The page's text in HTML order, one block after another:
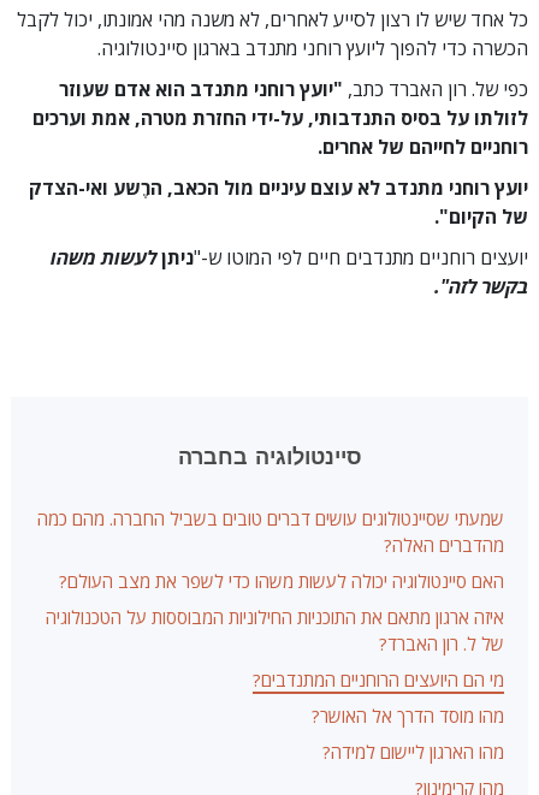
כל אחד שיש לו רצון לסייע לאחרים, לא משנה מהי אמונתו, יכול לקבל
הכשרה כדי להפוך ליועץ רוחני מתנדב בארגון סיינטולוגיה.
כפי של. רון האברד כתב, "יועץ רוחני מתנדב הוא אדם שעוזר
לזולתו על בסיס התנדבותי, על-ידי החזרת מטרה, אמת וערכים
רוחניים לחייהם של אחרים.
יועץ רוחני מתנדב לא עוצם עיניים מול הכאב, הרֶשע ואי-הצדק
של הקיום".
יועצים רוחניים מתנדבים חיים לפי המוטו ש-"ניתןלעשות משהו
בקשר לזה".
סיינטולוגיה בחברה
שמעתי שסיינטולוגים עושים דברים טובים בשביל החברה. מהם כמה
מהדברים האלה?
האם סיינטולוגיה יכולה לעשות משהו כדי לשפר את מצב העולם?
איזה ארגון מתאם את התוכניות החילוניות המבוססות על הטכנולוגיה
של ל. רון האברד?
מי הם היועצים הרוחניים המתנדבים?
מהו מוסד הדרך אל האושר?
מהו הארגון ליישום למידה?
מהו קרימינון?